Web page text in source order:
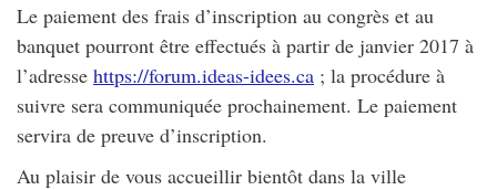
Le paiement des frais d’inscription au congrès et au
banquet pourront être effectués à partir de janvier 2017 à
l’adresse https://forum.ideas-idees.ca ; la procédure à
suivre sera communiquée prochainement. Le paiement
servira de preuve d’inscription.
Au plaisir de vous accueillir bientôt dans la ville